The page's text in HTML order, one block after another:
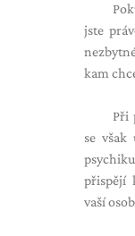
jste
kam
Při
se však
přispějí
vaší